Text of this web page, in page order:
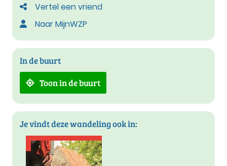
Vertel een vriend
Naar MijnWZP
In de buurt
Toon in de buurt
Je vindt deze wandeling ook in: